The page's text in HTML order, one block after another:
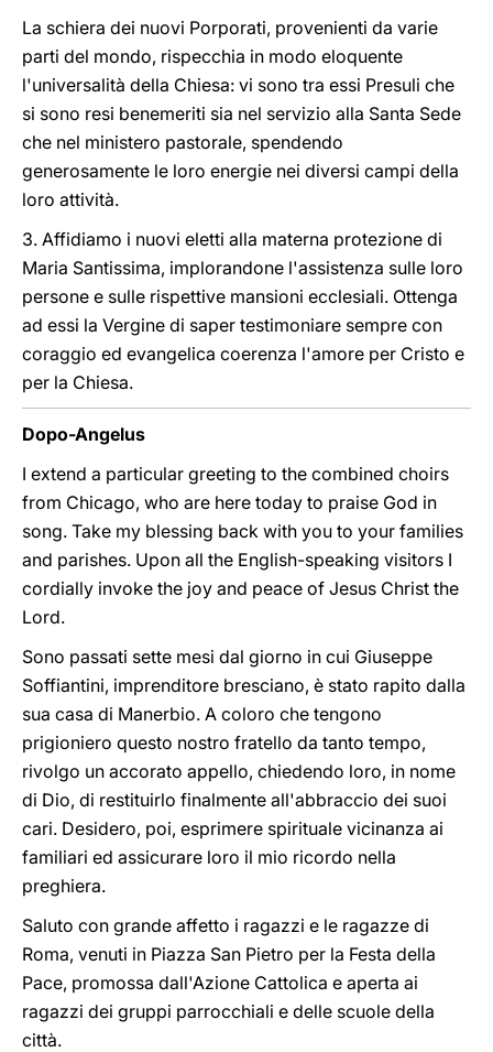
La schiera dei nuovi Porporati, provenienti da varie
parti del mondo, rispecchia in modo eloquente
l'universalità della Chiesa: vi sono tra essi Presuli che
si sono resi benemeriti sia nel servizio alla Santa Sede
che nel ministero pastorale, spendendo
generosamente le loro energie nei diversi campi della
loro attività.
3. Affidiamo i nuovi eletti alla materna protezione di
Maria Santissima, implorandone l'assistenza sulle loro
persone e sulle rispettive mansioni ecclesiali. Ottenga
ad essi la Vergine di saper testimoniare sempre con
coraggio ed evangelica coerenza l'amore per Cristo e
per la Chiesa.
Dopo-Angelus
I extend a particular greeting to the combined choirs
from Chicago, who are here today to praise God in
song. Take my blessing back with you to your families
and parishes. Upon all the English-speaking visitors I
cordially invoke the joy and peace of Jesus Christ the
Lord.
Sono passati sette mesi dal giorno in cui Giuseppe
Soffiantini, imprenditore bresciano, è stato rapito dalla
sua casa di Manerbio. A coloro che tengono
prigioniero questo nostro fratello da tanto tempo,
rivolgo un accorato appello, chiedendo loro, in nome
di Dio, di restituirlo finalmente all'abbraccio dei suoi
cari. Desidero, poi, esprimere spirituale vicinanza ai
familiari ed assicurare loro il mio ricordo nella
preghiera.
Saluto con grande affetto i ragazzi e le ragazze di
Roma, venuti in Piazza San Pietro per la Festa della
Pace, promossa dall'Azione Cattolica e aperta ai
ragazzi dei gruppi parrocchiali e delle scuole della
città.